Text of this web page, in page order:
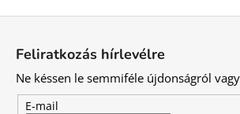
Feliratkozás hírlevélre
Ne késsen le semmiféle újdonságról
E-mail